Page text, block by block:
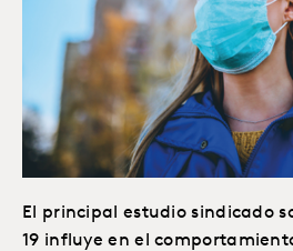
El principal estudio sindicado
19 influye en el